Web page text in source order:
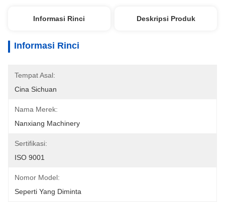
Informasi Rinci Deskripsi Produk
Informasi Rinci
Tempat Asal:
Cina Sichuan
Nama Merek:
Nanxiang Machinery
Sertifikasi:
ISO 9001
Nomor Model:
Seperti Yang Diminta